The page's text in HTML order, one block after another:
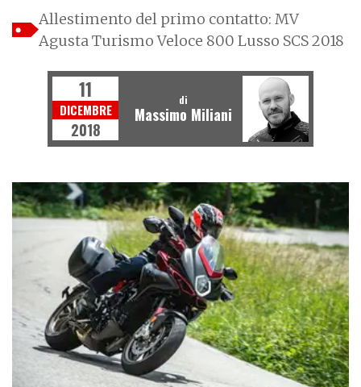
Allestimento del primo contatto: MV
Agusta Turismo Veloce 800 Lusso SCS 2018
11
DICEMBRE
2018
di
Massimo Miliani